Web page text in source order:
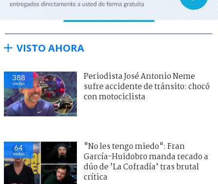
VISTO AHORA
388
visitas
Periodista José Antonio Neme
sufre accidente de tránsito: chocó
con motociclista
64
visitas
"No les tengo miedo": Fran
García-Huidobro manda recado a
dúo de ’La Cofradía’ tras brutal
crítica